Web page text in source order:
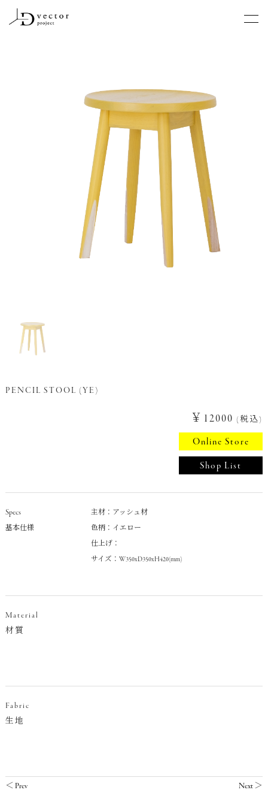
PENCIL STOOL (YE)
￥12000 (税込)
Online Store
Shop List
Specs
基本仕様
主材：アッシュ材
色柄：イエロー
仕上げ：
サイズ：W350xD350xH420(mm)
Material
材質
Fabric
生地
＜ Prev Next ＞